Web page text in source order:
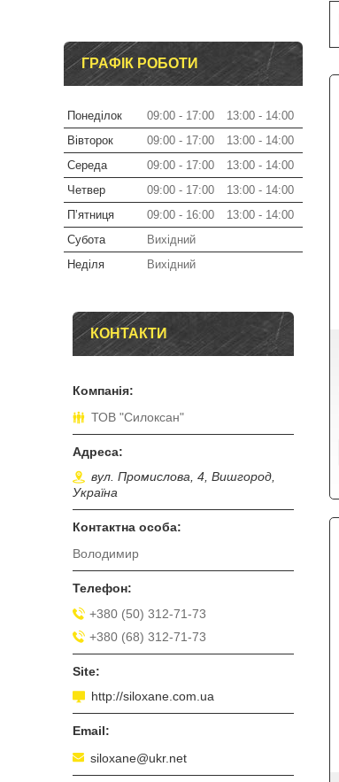
ГРАФІК РОБОТИ
Понеділок 09:00 17:00 13:00
14:00
Вівторок
09:00 17:00 13:00
14:00
Середа
09:00 17:00 13:00
14:00
Четвер
09:00 17:00 13:00
14:00
Пʼятниця
09:00 16:00 13:00
14:00
Субота
Вихідний
Неділя
Вихідний
КОНТАКТИ
ТОВ "Силоксан"
вул. Промислова, 4, Вишгород,
Україна
Володимир
+380 (50) 312-71-73
+380 (68) 312-71-73
http://siloxane.com.ua
siloxane@ukr.net